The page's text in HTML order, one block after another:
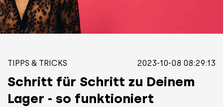
TIPPS & TRICKS 2023-10-08 08:29:13
Schritt für Schritt zu Deinem
Lager - so funktioniert